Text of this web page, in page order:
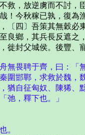
救，放逆虜而不討
！今秋稼已孰，復為
〔四〕吾策其無穀
良鄉，其兵長反遮之
徙封父城侯。後豐、
無畏聘于齊，曰：「
圍邯鄲，求救於魏，
自征匈奴、陳狶、黥
，釋下也。」
。